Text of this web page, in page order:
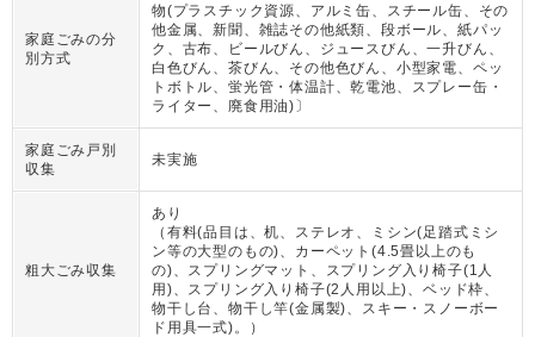
家庭ごみの分
別方式
物(プラスチック資源、アルミ缶、スチール缶、その
他金属、新聞、雑誌その他紙類、段ボール、紙パッ
ク、古布、ビールびん、ジュースびん、一升びん、
白色びん、茶びん、その他色びん、小型家電、ペッ
トボトル、蛍光管・体温計、乾電池、スプレー缶・
ライター、廃食用油)〕
家庭ごみ戸別
収集
未実施
粗大ごみ収集
あり
（ 有料(品目は、机、ステレオ、ミシン(足踏式ミシ
ン等の大型のもの)、カーペット(4.5畳以上のも
の)、スプリングマット、スプリング入り椅子(1人
用)、スプリング入り椅子(2人用以上)、ベッド枠、
物干し台、物干し竿(金属製)、スキー・スノーボー
ド用具一式)。
）